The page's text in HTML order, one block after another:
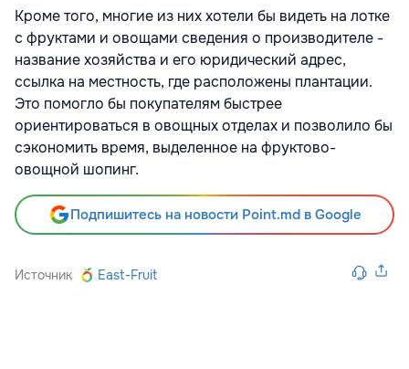
Кроме того, многие из них хотели бы видеть на лотке
с фруктами и овощами сведения о производителе -
название хозяйства и его юридический адрес,
ссылка на местность, где расположены плантации.
Это помогло бы покупателям быстрее
ориентироваться в овощных отделах и позволило бы
сэкономить время, выделенное на фруктово-
овощной шопинг.
Подпишитесь на новости Point.md в Google
Источник East-Fruit